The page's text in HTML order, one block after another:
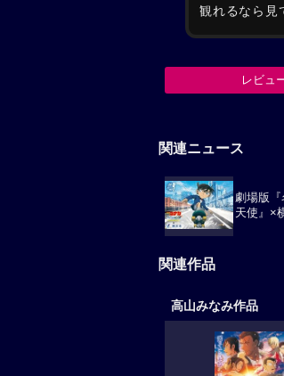
観れるなら見
レビュ
関連ニュース
劇場版
天使』×
関連作品
高山みなみ作品